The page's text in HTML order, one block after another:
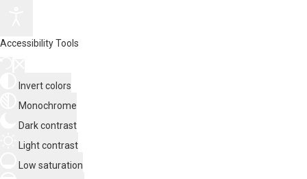
Accessibility Tools
Invert colors
Monochrome
Dark contrast
Light contrast
Low saturation